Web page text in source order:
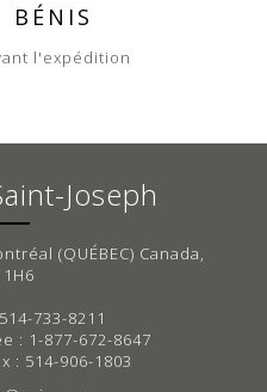
BÉNIS
l'expédition
Joseph
(QUÉBEC) Canada,
733-8211
: 1-877-672-8647
: 514-906-1803